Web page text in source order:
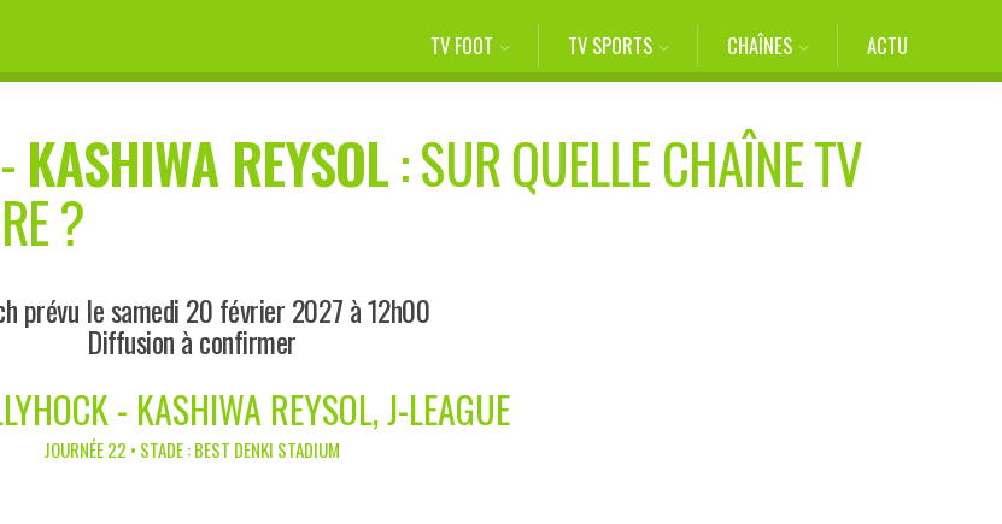
TV FOOT TV SPORTS CHAÎNES ACTU
-KASHIWA REYSOL: SUR QUELLE CHAÎNE TV
?
prévu le samedi 20 février 2027 à 12h00
Diffusion à confirmer
- KASHIWA REYSOL, J-LEAGUE
JOURNÉE 22 • STADE : BEST DENKI STADIUM